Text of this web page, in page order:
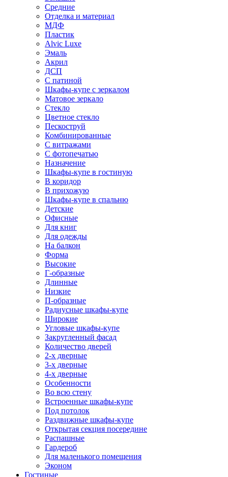
Средние
Отделка и материал
МДФ
Пластик
Alvic Luxe
Эмаль
Акрил
ДСП
С патиной
Шкафы-купе с зеркалом
Матовое зеркало
Стекло
Цветное стекло
Пескоструй
Комбинированные
С витражами
С фотопечатью
Назначение
Шкафы-купе в гостиную
В коридор
В прихожую
Шкафы-купе в спальню
Детские
Офисные
Для книг
Для одежды
На балкон
Форма
Высокие
Г-образные
Длинные
Низкие
П-образные
Радиусные шкафы-купе
Широкие
Угловые шкафы-купе
Закругленный фасад
Количество дверей
2-х дверные
3-х дверные
4-х дверные
Особенности
Во всю стену
Встроенные шкафы-купе
Под потолок
Раздвижные шкафы-купе
Открытая секция посередине
Распашные
Гардероб
Для маленького помещения
Эконом
Гостиные